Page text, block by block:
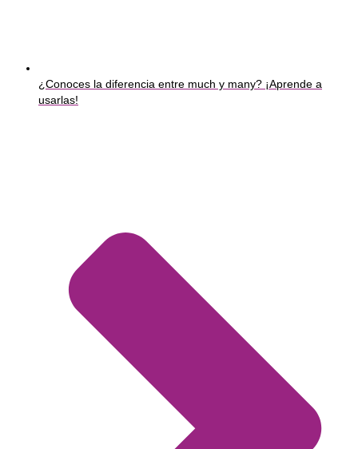
¿Conoces la diferencia entre much y many? ¡Aprende a
usarlas!